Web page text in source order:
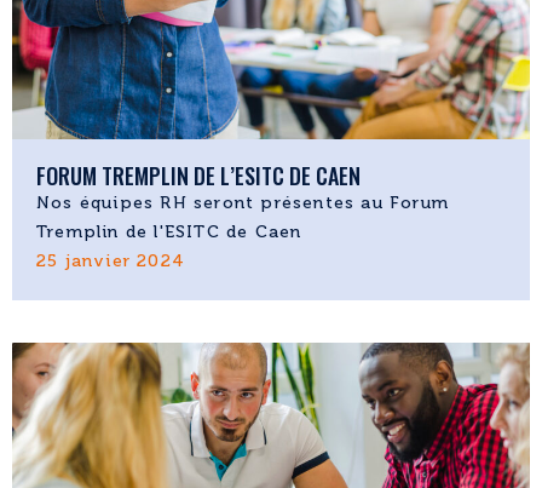
FORUM TREMPLIN DE L’ESITC DE CAEN
Nos équipes RH seront présentes au Forum
Tremplin de l'ESITC de Caen
25 janvier 2024